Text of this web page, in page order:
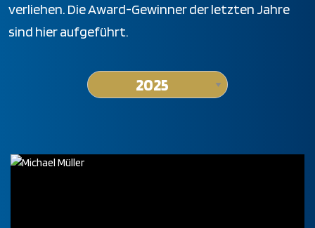
verliehen. Die Award-Gewinner der letzten Jahre
sind hier aufgeführt.